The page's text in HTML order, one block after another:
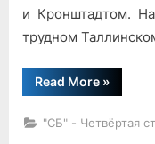
и Кронштадтом.
трудном
Read More“Из
почты
»
"СБ" - Четвёртая